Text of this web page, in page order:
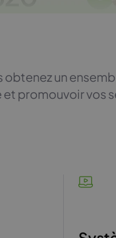
obtenez un
promouvoir vos